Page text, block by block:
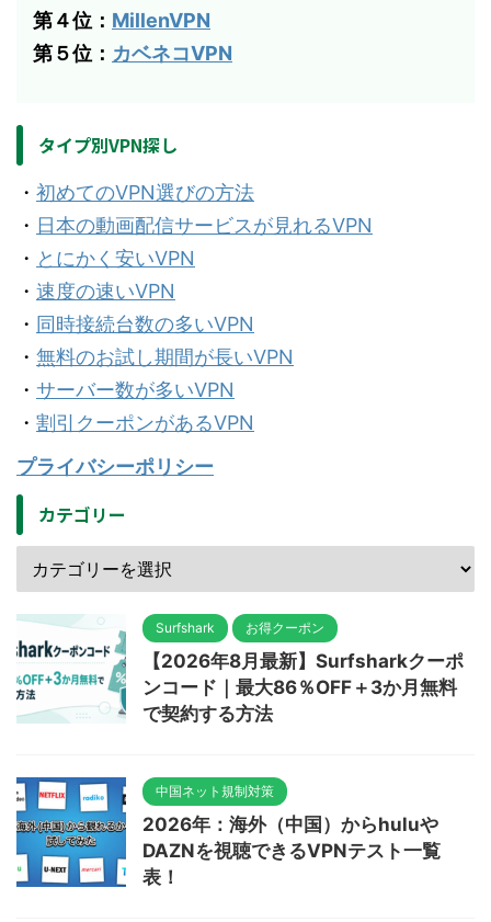
第４位： MillenVPN
第５位： カベネコVPN
タイプ別VPN探し
・ 初めてのVPN選びの方法
・ 日本の動画配信サービスが見れるVPN
・ とにかく安いVPN
・ 速度の速いVPN
・ 同時接続台数の多いVPN
・ 無料のお試し期間が長いVPN
・ サーバー数が多いVPN
・ 割引クーポンがあるVPN
プライバシーポリシー
カテゴリー
Surfshark お得クーポン
【2026年8月最新】Surfsharkクーポ
ンコード｜最大86％OFF＋3か月無料
で契約する方法
中国ネット規制対策
2026年：海外（中国）からhuluや
DAZNを視聴できるVPNテスト一覧
表！